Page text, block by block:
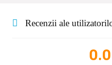
Recenzii ale
0.0